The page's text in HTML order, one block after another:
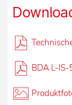
BDA L-